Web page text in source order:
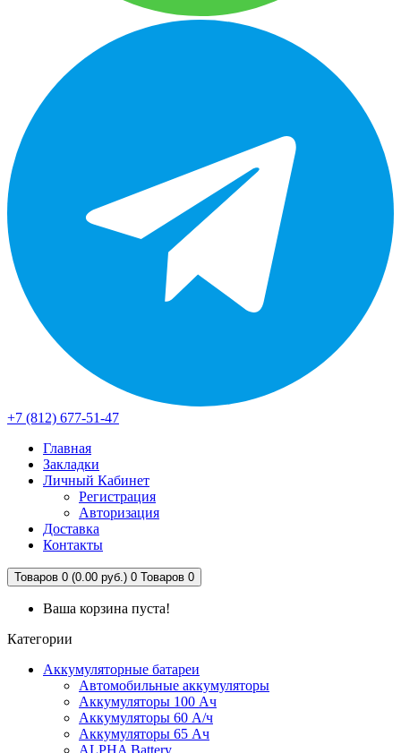
+7 (812) 677-51-47
Главная
Закладки
Личный Кабинет
Регистрация
Авторизация
Доставка
Контакты
Товаров 0 (0.00 руб.) 0 Товаров 0
Ваша корзина пуста!
Категории
Аккумуляторные батареи
Автомобильные аккумуляторы
Аккумуляторы 100 Ач
Аккумуляторы 60 А/ч
Аккумуляторы 65 Ач
ALPHA Battery